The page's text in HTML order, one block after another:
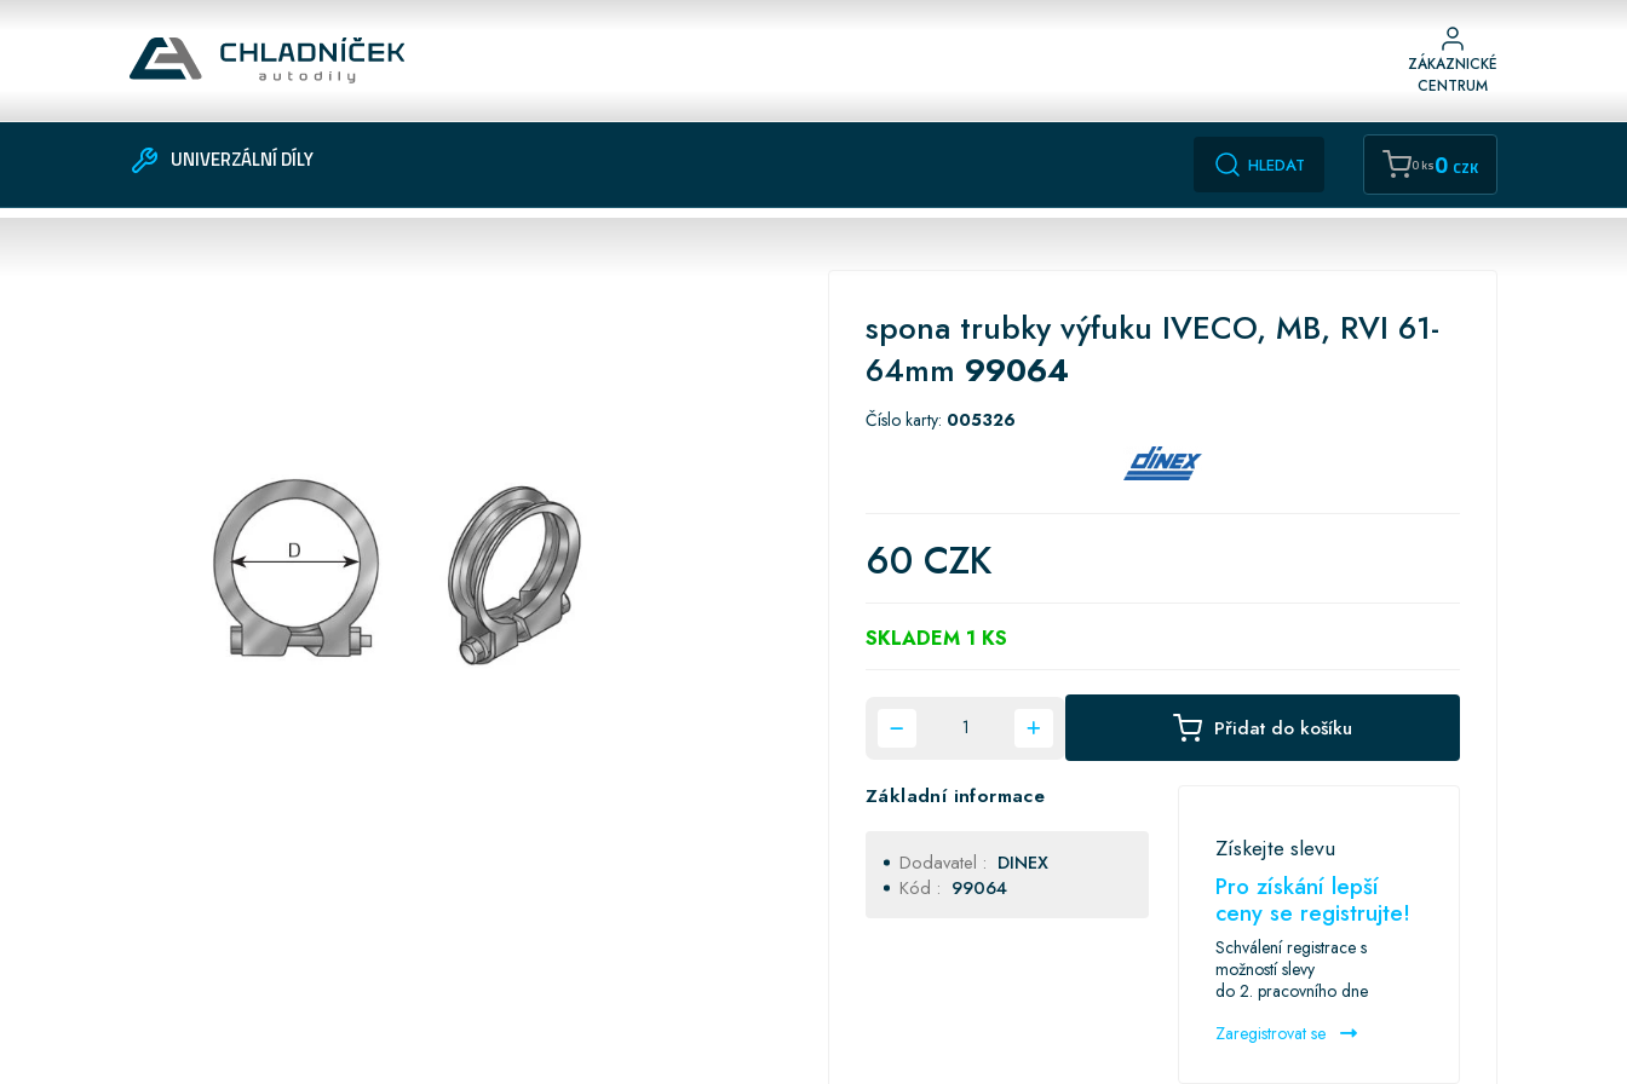
ZÁKAZNICKÉ
CENTRUM
UNIVERZÁLNÍ DÍLY HLEDAT 0 ks0 CZK
spona trubky výfuku IVECO, MB, RVI 61-
64mm 99064
Číslo karty: 005326
60 CZK
SKLADEM 1 KS
Přidat do košíku
Základní informace
Dodavatel : DINEX
Kód : 99064
Získejte slevu
Pro získání lepší
ceny se registrujte!
Schválení registrace s
možností slevy
do 2. pracovního dne
Zaregistrovat se